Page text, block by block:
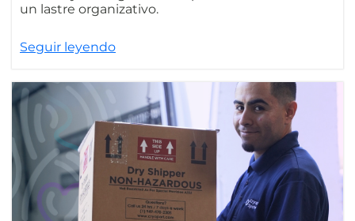
un lastre organizativo.
Seguir leyendo